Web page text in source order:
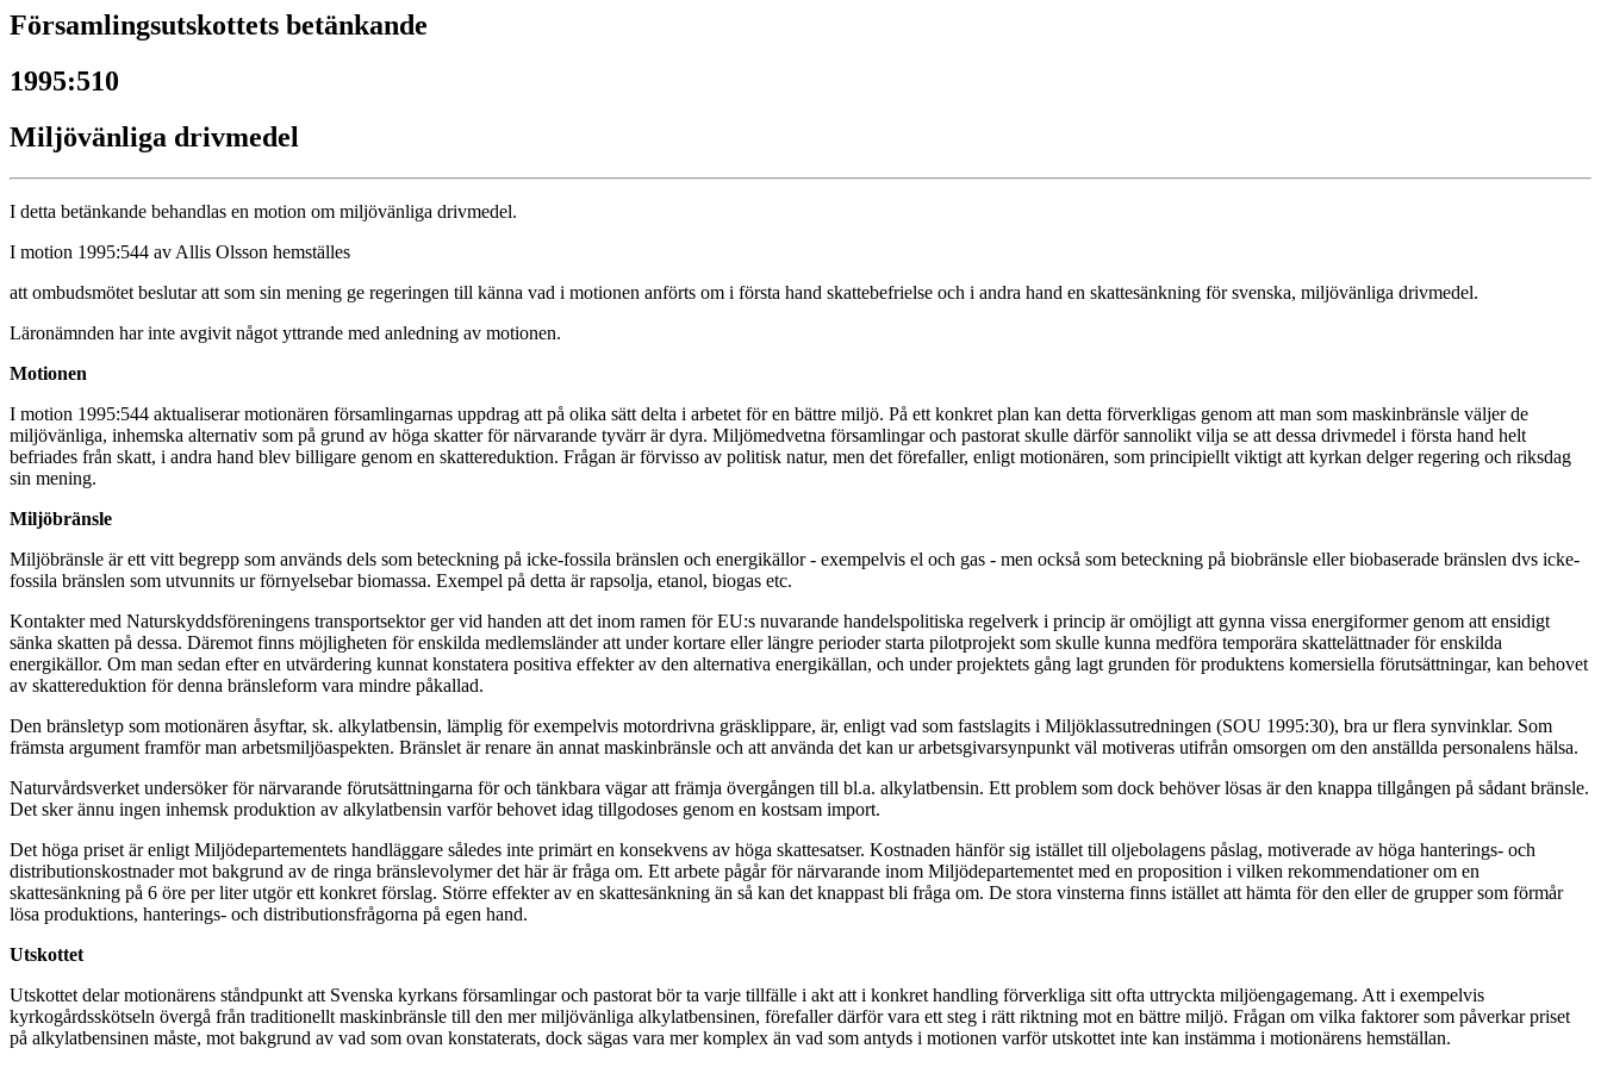
Församlingsutskottets betänkande
1995:510
Miljövänliga drivmedel
I detta betänkande behandlas en motion om miljövänliga drivmedel.
I motion 1995:544 av Allis Olsson hemställes
att ombudsmötet beslutar att som sin mening ge regeringen till känna vad i motionen anförts om i första hand skattebefrielse och i andra hand en skattesänkning för svenska, miljövänliga drivmedel.
Läronämnden har inte avgivit något yttrande med anledning av motionen.
Motionen
I motion 1995:544 aktualiserar motionären församlingarnas uppdrag att på olika sätt delta i arbetet för en bättre miljö. På ett konkret plan kan detta förverkligas genom att man som maskinbränsle väljer de
miljövänliga, inhemska alternativ som på grund av höga skatter för närvarande tyvärr är dyra. Miljömedvetna församlingar och pastorat skulle därför sannolikt vilja se att dessa drivmedel i första hand helt
befriades från skatt, i andra hand blev billigare genom en skattereduktion. Frågan är förvisso av politisk natur, men det förefaller, enligt motionären, som principiellt viktigt att kyrkan delger regering och riksdag
sin mening.
Miljöbränsle
Miljöbränsle är ett vitt begrepp som används dels som beteckning på icke-fossila bränslen och energikällor - exempelvis el och gas - men också som beteckning på biobränsle eller biobaserade bränslen dvs icke-
fossila bränslen som utvunnits ur förnyelsebar biomassa. Exempel på detta är rapsolja, etanol, biogas etc.
Kontakter med Naturskyddsföreningens transportsektor ger vid handen att det inom ramen för EU:s nuvarande handelspolitiska regelverk i princip är omöjligt att gynna vissa energiformer genom att ensidigt
sänka skatten på dessa. Däremot finns möjligheten för enskilda medlemsländer att under kortare eller längre perioder starta pilotprojekt som skulle kunna medföra temporära skattelättnader för enskilda
energikällor. Om man sedan efter en utvärdering kunnat konstatera positiva effekter av den alternativa energikällan, och under projektets gång lagt grunden för produktens komersiella förutsättningar, kan behovet
av skattereduktion för denna bränsleform vara mindre påkallad.
Den bränsletyp som motionären åsyftar, sk. alkylatbensin, lämplig för exempelvis motordrivna gräsklippare, är, enligt vad som fastslagits i Miljöklassutredningen (SOU 1995:30), bra ur flera synvinklar. Som
främsta argument framför man arbetsmiljöaspekten. Bränslet är renare än annat maskinbränsle och att använda det kan ur arbetsgivarsynpunkt väl motiveras utifrån omsorgen om den anställda personalens hälsa.
Naturvårdsverket undersöker för närvarande förutsättningarna för och tänkbara vägar att främja övergången till bl.a. alkylatbensin. Ett problem som dock behöver lösas är den knappa tillgången på sådant bränsle.
Det sker ännu ingen inhemsk produktion av alkylatbensin varför behovet idag tillgodoses genom en kostsam import.
Det höga priset är enligt Miljödepartementets handläggare således inte primärt en konsekvens av höga skattesatser. Kostnaden hänför sig istället till oljebolagens påslag, motiverade av höga hanterings- och
distributionskostnader mot bakgrund av de ringa bränslevolymer det här är fråga om. Ett arbete pågår för närvarande inom Miljödepartementet med en proposition i vilken rekommendationer om en
skattesänkning på 6 öre per liter utgör ett konkret förslag. Större effekter av en skattesänkning än så kan det knappast bli fråga om. De stora vinsterna finns istället att hämta för den eller de grupper som förmår
lösa produktions, hanterings- och distributionsfrågorna på egen hand.
Utskottet
Utskottet delar motionärens ståndpunkt att Svenska kyrkans församlingar och pastorat bör ta varje tillfälle i akt att i konkret handling förverkliga sitt ofta uttryckta miljöengagemang. Att i exempelvis
kyrkogårdsskötseln övergå från traditionellt maskinbränsle till den mer miljövänliga alkylatbensinen, förefaller därför vara ett steg i rätt riktning mot en bättre miljö. Frågan om vilka faktorer som påverkar priset
på alkylatbensinen måste, mot bakgrund av vad som ovan konstaterats, dock sägas vara mer komplex än vad som antyds i motionen varför utskottet inte kan instämma i motionärens hemställan.